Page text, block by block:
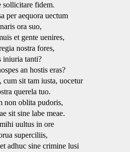
fidem.
per aequora uectum
ora suo,
et gente uenires,
nostra fores,
iniuria tanti?
an hostis eras?
sit tam iusta, uocetur
querela tuo.
non oblita pudoris,
sit sine labe meae.
uultus in ore
superciliis,
adhuc sine crimine lusi